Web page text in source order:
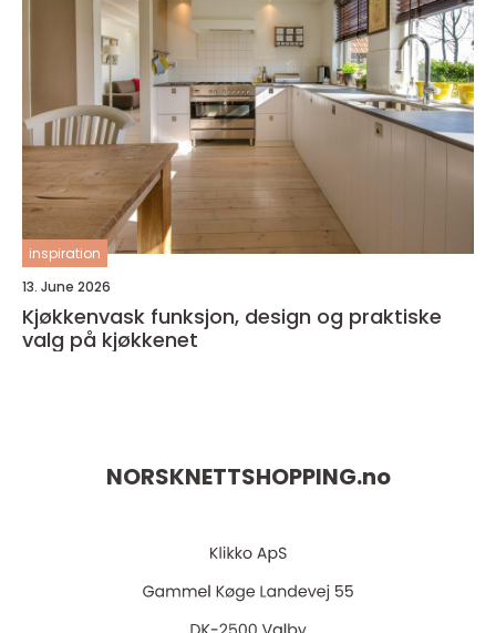
inspiration
13. June 2026
Kjøkkenvask funksjon, design og praktiske
valg på kjøkkenet
NORSKNETTSHOPPING.no